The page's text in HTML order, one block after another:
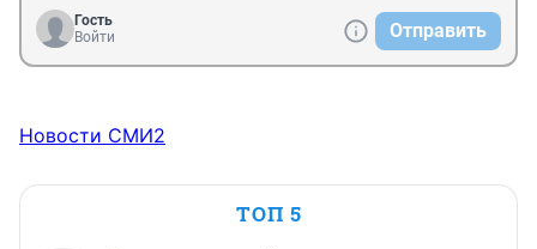
Гость
Войти
Отправить
Новости СМИ2
ТОП 5